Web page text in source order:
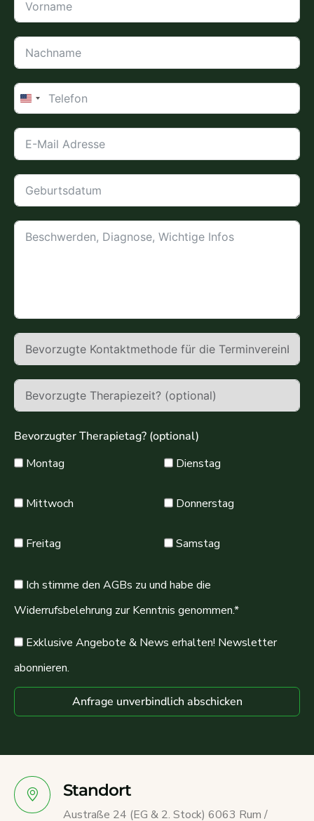
United
States
+1
Bevorzugter Therapietag? (optional)
Montag
Dienstag
Mittwoch Donnerstag
Freitag Samstag
Ich stimme den AGBs zu und habe die
Widerrufsbelehrung zur Kenntnis genommen.*
Exklusive Angebote & News erhalten! Newsletter
abonnieren.
Anfrage unverbindlich abschicken
Standort
Austraße 24 (EG & 2. Stock) 6063 Rum /